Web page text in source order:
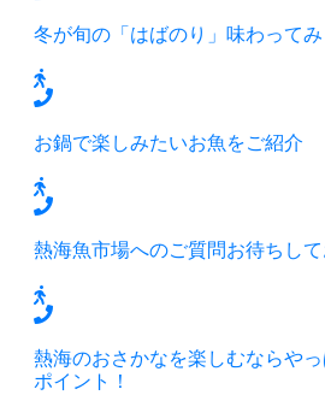
冬が旬の「はばのり」味わってみ
お鍋で楽しみたいお魚をご紹介
熱海魚市場へのご質問お待ちし
熱海のおさかなを楽しむならや
ポイント！